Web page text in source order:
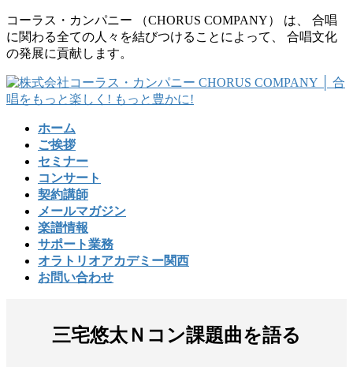
コ
ン
テ
ツ
に
ナ
ビ
ゲ
シ
ョ
コーラス・カンパニー （CHORUS COMPANY） は、 合唱
に関わる全ての人々を結びつけることによって、 合唱文化
の発展に貢献します。
ホーム
ご挨拶
セミナー
コンサート
契約講師
メールマガジン
楽譜情報
サポート業務
オラトリオアカデミー関西
お問い合わせ
三宅悠太Ｎコン課題曲を語る